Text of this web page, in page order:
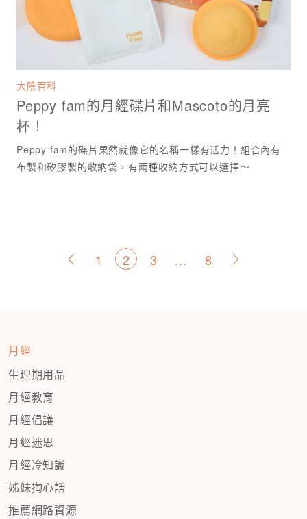
大陰百科
Peppy fam的月經碟片和Mascoto的月亮
杯！
Peppy fam的碟片果然就像它的名稱一樣有活力！組合內有
布製和矽膠製的收納袋，有兩種收納方式可以選擇～
文
< 1 2 3 ... 8 >
月經
生理期用品
月經教育
月經倡議
月經迷思
月經冷知識
姊妹掏心話
推薦網路資源